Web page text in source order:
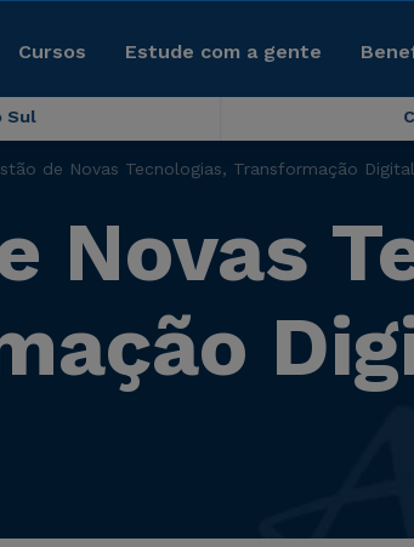
Cursos Estude com a gente
Sul
de Novas Tecnologias, Transformação
Novas